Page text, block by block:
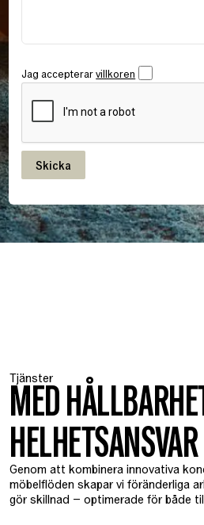
Jag accepterarvillkoren
Tjänster
MED
Genom att kombinera innovativa
möbelflöden skapar vi föränderliga
gör skillnad – optimerade för både